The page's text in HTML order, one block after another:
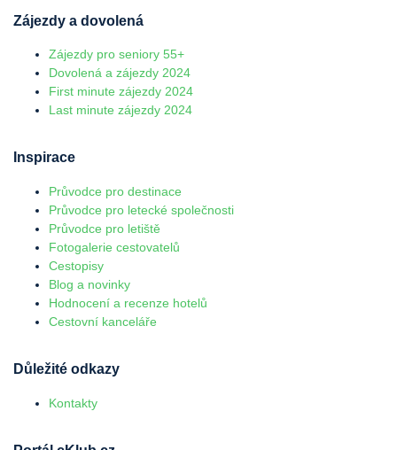
Zájezdy a dovolená
Zájezdy pro seniory 55+
Dovolená a zájezdy 2024
First minute zájezdy 2024
Last minute zájezdy 2024
Inspirace
Průvodce pro destinace
Průvodce pro letecké společnosti
Průvodce pro letiště
Fotogalerie cestovatelů
Cestopisy
Blog a novinky
Hodnocení a recenze hotelů
Cestovní kanceláře
Důležité odkazy
Kontakty